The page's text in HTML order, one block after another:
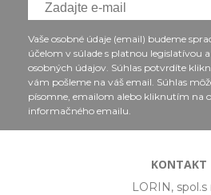
Vaše osobné údaje (email) budeme
účelom v súlade s platnou legislatívou
osobných údajov. Súhlas potvrdíte
vám pošleme na váš email. Súhlas
písomne, emailom alebo kliknutím na
informačného emailu.
KONTAKT
LORIN, spol.s